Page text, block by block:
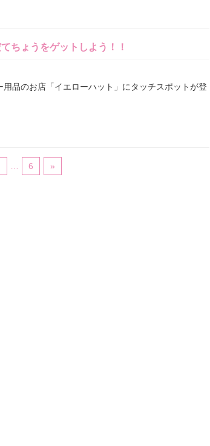
ちょうをゲットしよう！！
品のお店「イエローハット」にタッチスポットが登
6 »